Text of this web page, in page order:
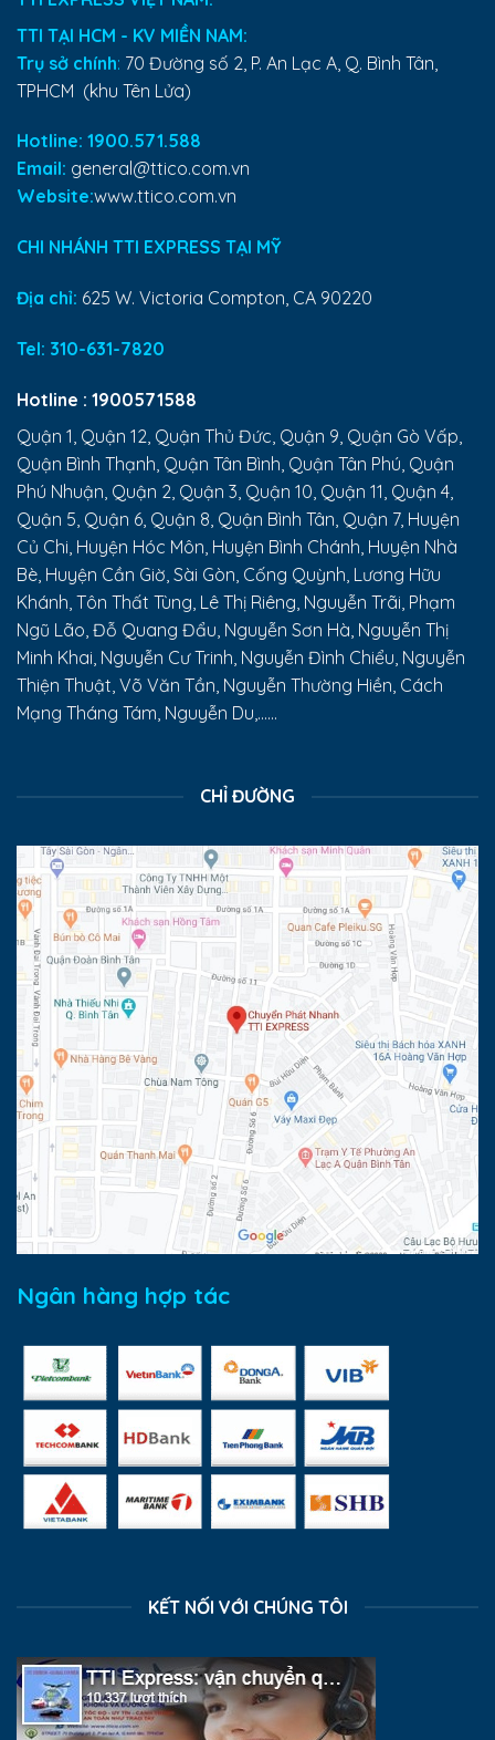
TTI TẠI HCM - KV MIỀN NAM:
Trụ sở chính: 70 Đường số 2, P. An Lạc A, Q. Bình Tân,
TPHCM (khu Tên Lửa)
Hotline: 1900.571.588
Email: general@ttico.com.vn
Website:www.ttico.com.vn
CHI NHÁNH TTI EXPRESS TẠI MỸ
Địa chỉ: 625 W. Victoria Compton, CA 90220
Tel: 310-631-7820
Hotline : 1900571588
Quận 1, Quận 12, Quận Thủ Đức, Quận 9, Quận Gò Vấp,
Quận Bình Thạnh, Quận Tân Bình, Quận Tân Phú, Quận
Phú Nhuận, Quận 2, Quận 3, Quận 10, Quận 11, Quận 4,
Quận 5, Quận 6, Quận 8, Quận Bình Tân, Quận 7, Huyện
Củ Chi, Huyện Hóc Môn, Huyện Bình Chánh, Huyện Nhà
Bè, Huyện Cần Giờ, Sài Gòn, Cống Quỳnh, Lương Hữu
Khánh, Tôn Thất Tùng, Lê Thị Riêng, Nguyễn Trãi, Phạm
Ngũ Lão, Đỗ Quang Đẩu, Nguyễn Sơn Hà, Nguyễn Thị
Minh Khai, Nguyễn Cư Trinh, Nguyễn Đình Chiểu, Nguyễn
Thiện Thuật, Võ Văn Tần, Nguyễn Thường Hiền, Cách
Mạng Tháng Tám, Nguyễn Du,......
CHỈ ĐƯỜNG
Ngân hàng hợp tác
KẾT NỐI VỚI CHÚNG TÔI